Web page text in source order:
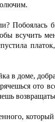
Побоялась
всучить
в доме,
ото